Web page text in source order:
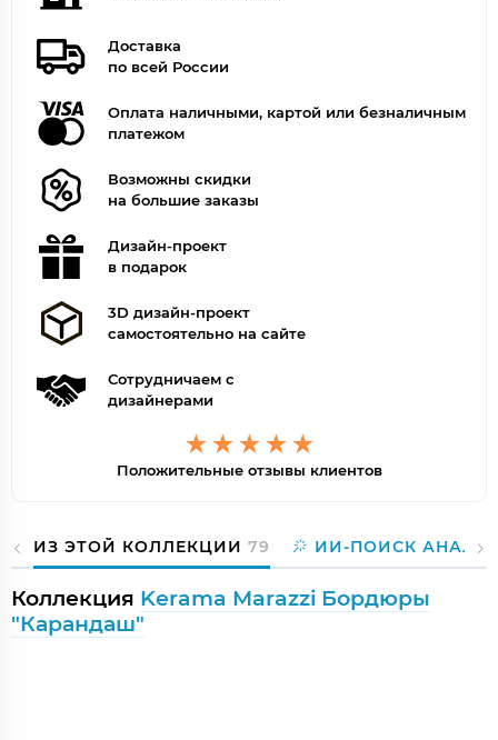
Доставка
по всей России
Оплата наличными, картой или безналичным
платежом
Возможны скидки
на большие заказы
Дизайн-проект
в подарок
3D дизайн-проект
самостоятельно на сайте
Сотрудничаем с
дизайнерами
Положительные отзывы клиентов
ИЗ ЭТОЙ КОЛЛЕКЦИИ 79 ИИ-ПОИСК
Коллекция Kerama Marazzi Бордюры
"Карандаш"